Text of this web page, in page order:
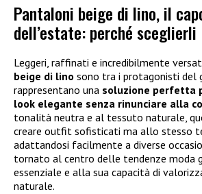
Pantaloni beige di lino, il
dell’estate: perché sceglierli
Leggeri, raffinati e incredibilmente
beige di lino sono tra i protagonisti del
rappresentano una soluzione perfetta
look elegante senza rinunciare alla
tonalità neutra e al tessuto naturale,
creare outfit sofisticati ma allo stesso
adattandosi facilmente a diverse
tornato al centro delle tendenze moda
essenziale e alla sua capacità di
naturale.